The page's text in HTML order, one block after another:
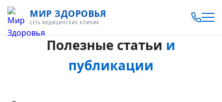
МИР ЗДОРОВЬЯ
СЕТЬ МЕДИЦИНСКИХ КЛИНИК
Полезные статьи и
публикации